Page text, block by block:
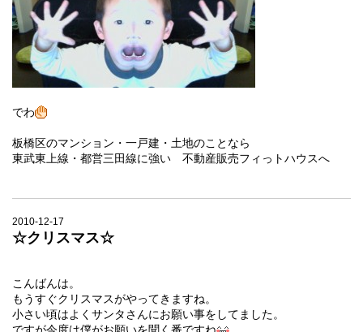
でわ
板橋区のマンション・一戸建・土地のことなら
東武東上線・都営三田線に強い 不動産販売フィっトハウスへ
2010-12-17
☆クリスマス☆
こんばんは。
もうすぐクリスマスがやってきますね。
小さい頃はよくサンタさんにお願い事をしてました。
ですが今度は僕がお願いを聞く番ですね